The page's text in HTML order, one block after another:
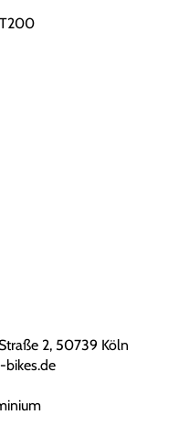
2, 50739 Köln
bikes.de